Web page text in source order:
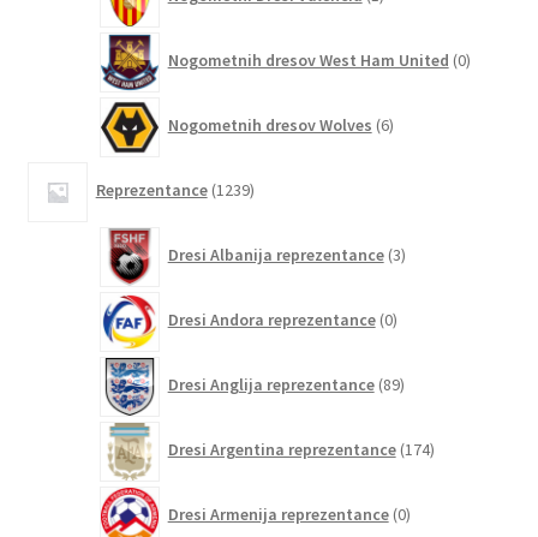
izdelek
Nogometnih dresov West Ham United 0izdelkov
Nogometnih dresov Wolves 6izdelkov
Reprezentance 1239izdelkov
Dresi Albanija reprezentance 3izdelki
Dresi Andora reprezentance 0izdelkov
Dresi Anglija reprezentance 89izdelkov
Dresi Argentina reprezentance 174izdelkov
Dresi Armenija reprezentance 0izdelkov